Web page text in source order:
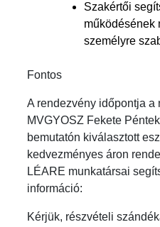
Szakértői
működésének
személyre
Fontos
A rendezvény időpontja
MVGYOSZ Fekete
bemutatón kiválasztott
kedvezményes áron
LÉARE munkatársai
információ:
Kérjük, részvételi